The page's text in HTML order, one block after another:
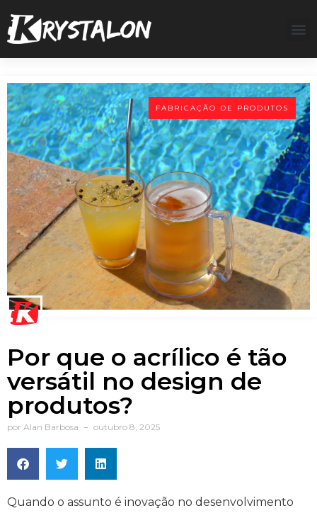
FABRICAÇÃO DE PRODUTOS
Por que o acrílico é tão
versátil no design de
produtos?
por Alan Barbosa outubro 8, 2025
Quando o assunto é inovação no desenvolvimento